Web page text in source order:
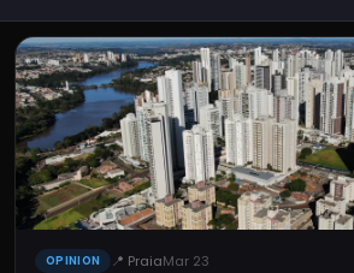
OPINION 📍 PraiaMar 23